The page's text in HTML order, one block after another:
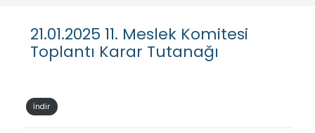
21.01.2025 11. Meslek Komitesi
Toplantı Karar Tutanağı
İndir